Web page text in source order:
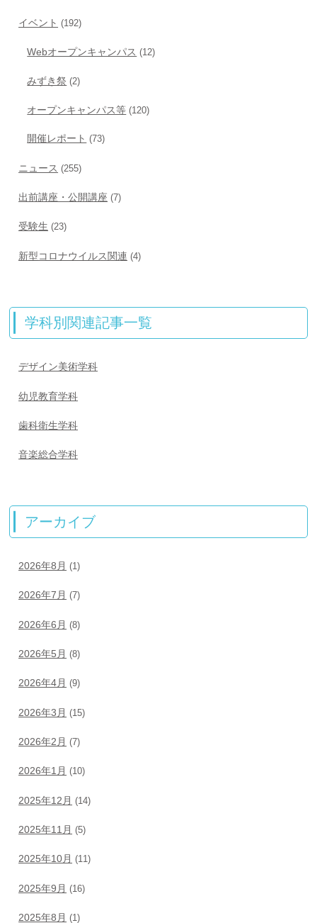
イベント (192)
Webオープンキャンパス (12)
みずき祭 (2)
オープンキャンパス等 (120)
開催レポート (73)
ニュース (255)
出前講座・公開講座 (7)
受験生 (23)
新型コロナウイルス関連 (4)
学科別関連記事一覧
デザイン美術学科
幼児教育学科
歯科衛生学科
音楽総合学科
アーカイブ
2026年8月 (1)
2026年7月 (7)
2026年6月 (8)
2026年5月 (8)
2026年4月 (9)
2026年3月 (15)
2026年2月 (7)
2026年1月 (10)
2025年12月 (14)
2025年11月 (5)
2025年10月 (11)
2025年9月 (16)
2025年8月 (1)